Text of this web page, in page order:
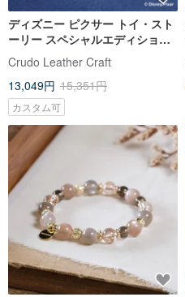
ディズニー ピクサー トイ・スト
ーリー スペシャルエディション
カスタマイズ刻印入り純銀天然
石ビーズブレスレット（4色）
Crudo Leather Craft
13,049円 15,351円
カスタム可